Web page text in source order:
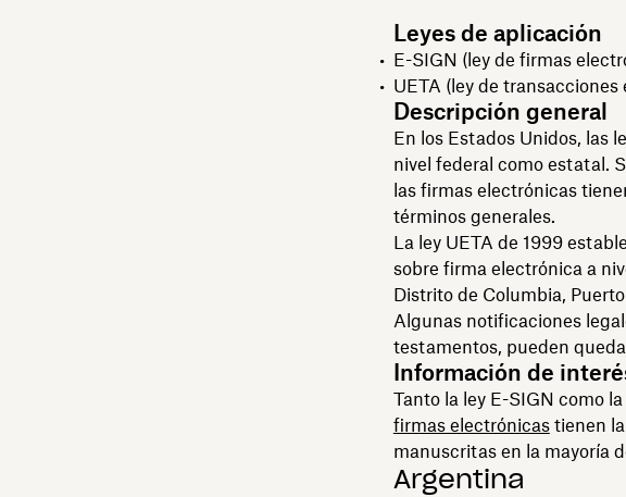
Leyes de aplicación
E-SIGN (ley de firmas
UETA (ley de
Descripción general
En los Estados Unidos, las
nivel federal como estatal.
las firmas electrónicas
términos generales.
La ley UETA de 1999
sobre firma electrónica a
Distrito de Columbia,
Algunas notificaciones
testamentos, pueden
Información de
Tanto la ley E-SIGN como
firmas electrónicastienen la
manuscritas en la mayoría
Argentina